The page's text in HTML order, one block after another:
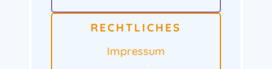
RECHTLICHES
Impressum